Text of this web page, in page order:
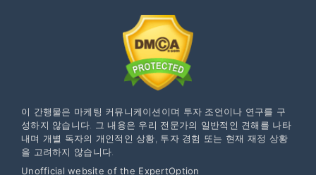
이 간행물은 마케팅 커뮤니케이션이며 투자 조언이나 연구를 구
성하지 않습니다. 그 내용은 우리 전문가의 일반적인 견해를 나타
내며 개별 독자의 개인적인 상황, 투자 경험 또는 현재 재정 상황
을 고려하지 않습니다.
Unofficial website of the ExpertOption